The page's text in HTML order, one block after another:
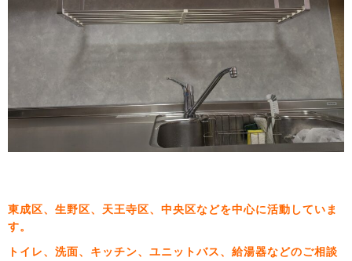
東成区、生野区、天王寺区、中央区などを中心に活動していま
す。
トイレ、洗面、キッチン、ユニットバス、給湯器などのご相談